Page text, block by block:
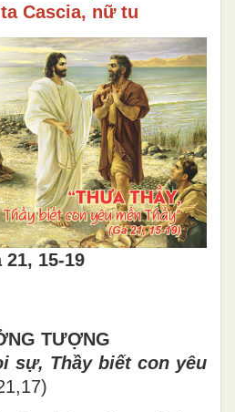
Cascia, nữ tu
21, 15-19
TƯỢNG
i sự, Thầy biết con yêu